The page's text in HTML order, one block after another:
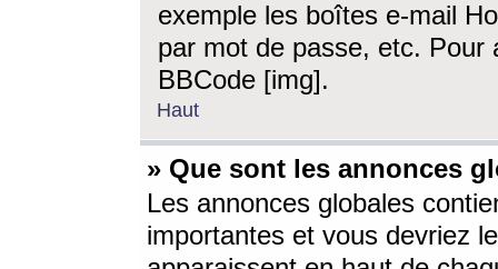
exemple les boîtes e-mail
par mot de passe, etc. Pour
BBCode [img].
Haut
» Que sont les annonces
Les annonces globales
importantes et vous devriez